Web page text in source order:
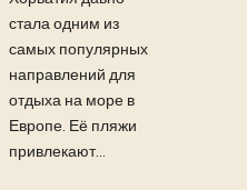
стала одним из
самых популярных
направлений для
отдыха на море в
Европе. Её пляжи
привлекают...